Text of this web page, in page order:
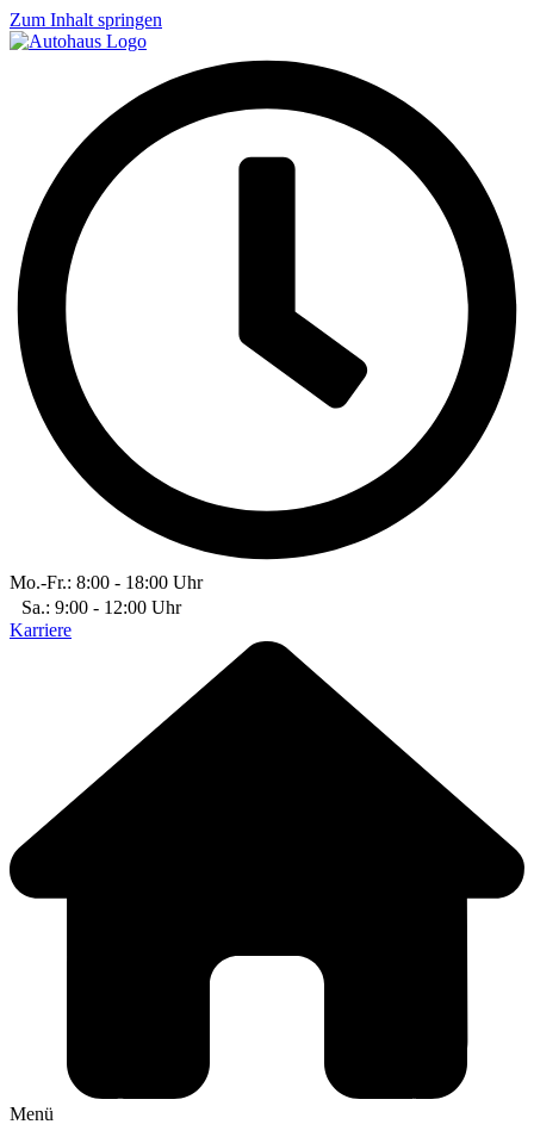
Zum Inhalt springen
Mo.-Fr.: 8:00 - 18:00 Uhr
Sa.: 9:00 - 12:00 Uhr
Karriere
Menü